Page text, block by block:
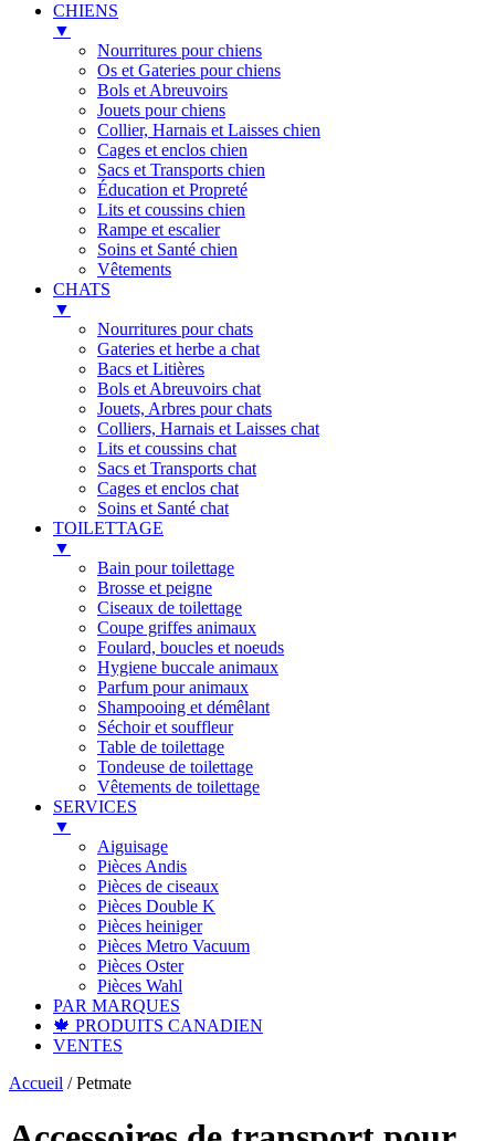
CHIENS
▼
Nourritures pour chiens
Os et Gateries pour chiens
Bols et Abreuvoirs
Jouets pour chiens
Collier, Harnais et Laisses chien
Cages et enclos chien
Sacs et Transports chien
Éducation et Propreté
Lits et coussins chien
Rampe et escalier
Soins et Santé chien
Vêtements
CHATS
▼
Nourritures pour chats
Gateries et herbe a chat
Bacs et Litières
Bols et Abreuvoirs chat
Jouets, Arbres pour chats
Colliers, Harnais et Laisses chat
Lits et coussins chat
Sacs et Transports chat
Cages et enclos chat
Soins et Santé chat
TOILETTAGE
▼
Bain pour toilettage
Brosse et peigne
Ciseaux de toilettage
Coupe griffes animaux
Foulard, boucles et noeuds
Hygiene buccale animaux
Parfum pour animaux
Shampooing et démêlant
Séchoir et souffleur
Table de toilettage
Tondeuse de toilettage
Vêtements de toilettage
SERVICES
▼
Aiguisage
Pièces Andis
Pièces de ciseaux
Pièces Double K
Pièces heiniger
Pièces Metro Vacuum
Pièces Oster
Pièces Wahl
PAR MARQUES
🍁 PRODUITS CANADIEN
VENTES
Accueil /Petmate